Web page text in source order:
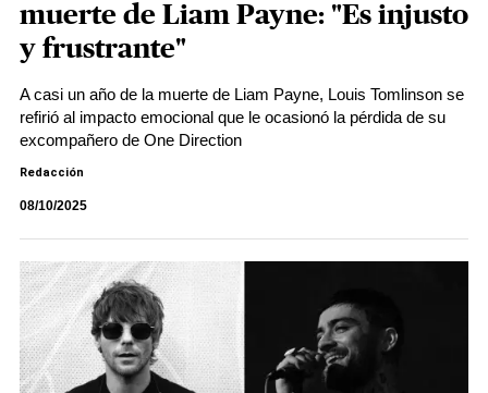
muerte de Liam Payne: "Es injusto
y frustrante"
A casi un año de la muerte de Liam Payne, Louis Tomlinson se
refirió al impacto emocional que le ocasionó la pérdida de su
excompañero de One Direction
Redacción
08/10/2025